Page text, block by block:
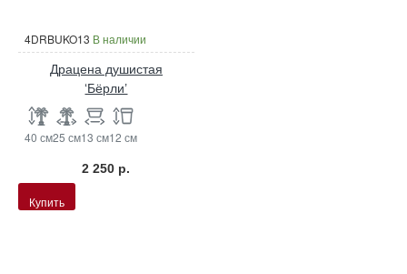
4DRBUKO13 В наличии
Драцена душистая
‘Бёрли’
40 см25 см13 см12 см
2 250 р.
Купить